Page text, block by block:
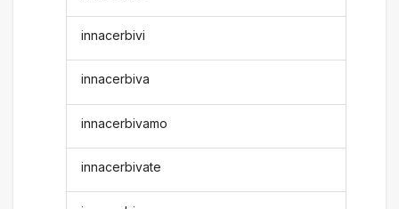
innacerbivi
innacerbiva
innacerbivamo
innacerbivate